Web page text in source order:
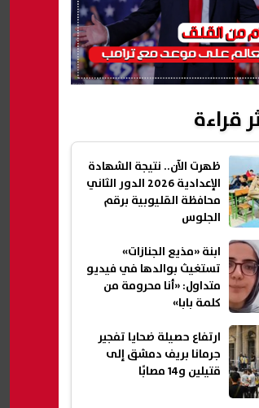
قراءة
ظهرت الآن.. نتيجة الشهادة
الإعدادية 2026 الدور الثاني
محافظة القليوبية برقم
الجلوس
ابنة «مذيع الجنازات»
تستغيث بوالدها في فيديو
متداول: «أنا محرومة من
كلمة بابا»
ارتفاع حصيلة ضحايا تفجير
جرمانا بريف دمشق إلى
قتيلين و14 مصابًا